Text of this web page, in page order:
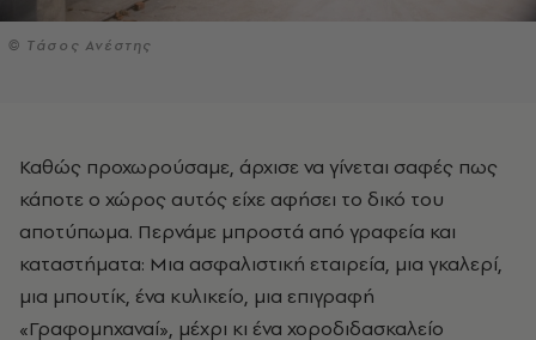
© Tάσος Ανέστης
Καθώς προχωρούσαμε, άρχισε να γίνεται σαφές πως
κάποτε ο χώρος αυτός είχε αφήσει το δικό του
αποτύπωμα. Περνάμε μπροστά από γραφεία και
καταστήματα: Μια ασφαλιστική εταιρεία, μια γκαλερί,
μια μπουτίκ, ένα κυλικείο, μια επιγραφή
«Γραφομηχαναί», μέχρι κι ένα χοροδιδασκαλείο